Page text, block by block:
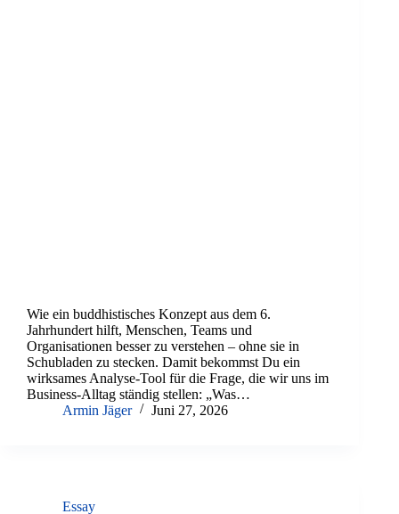
Wie ein buddhistisches Konzept aus dem 6.
Jahrhundert hilft, Menschen, Teams und
Organisationen besser zu verstehen – ohne sie in
Schubladen zu stecken. Damit bekommst Du ein
wirksames Analyse-Tool für die Frage, die wir uns im
Business-Alltag ständig stellen: „Was…
Armin Jäger
Juni 27, 2026
Essay